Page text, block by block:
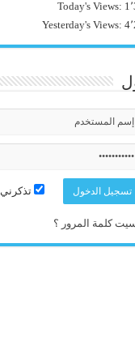
Today's Views:
Yesterday's Views:
تذكرني
كلمة المرور ؟